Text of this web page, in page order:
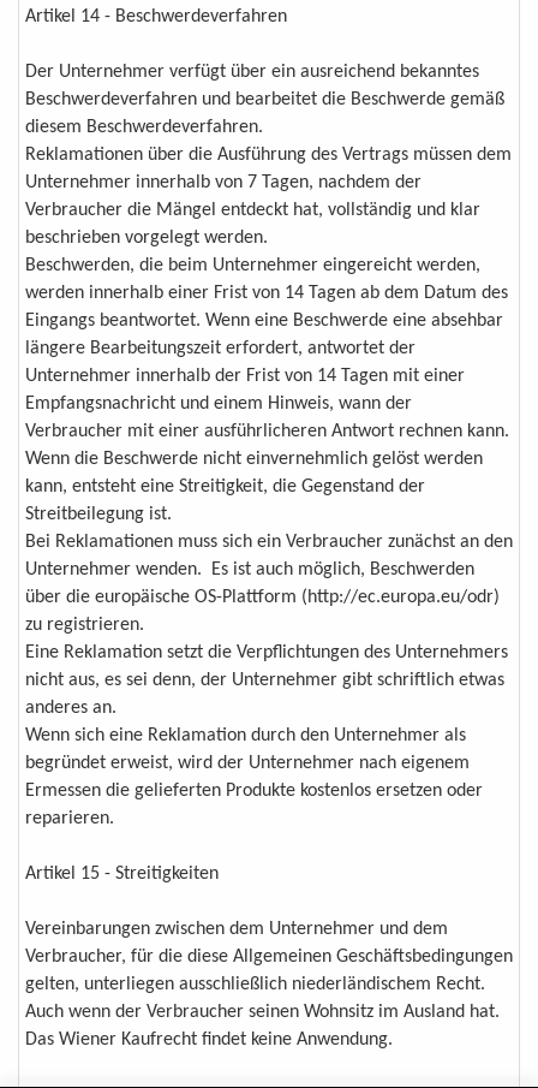
Artikel 14 - Beschwerdeverfahren
Der Unternehmer verfügt über ein ausreichend bekanntes
Beschwerdeverfahren und bearbeitet die Beschwerde gemäß
diesem Beschwerdeverfahren.
Reklamationen über die Ausführung des Vertrags müssen dem
Unternehmer innerhalb von 7 Tagen, nachdem der
Verbraucher die Mängel entdeckt hat, vollständig und klar
beschrieben vorgelegt werden.
Beschwerden, die beim Unternehmer eingereicht werden,
werden innerhalb einer Frist von 14 Tagen ab dem Datum des
Eingangs beantwortet. Wenn eine Beschwerde eine absehbar
längere Bearbeitungszeit erfordert, antwortet der
Unternehmer innerhalb der Frist von 14 Tagen mit einer
Empfangsnachricht und einem Hinweis, wann der
Verbraucher mit einer ausführlicheren Antwort rechnen kann.
Wenn die Beschwerde nicht einvernehmlich gelöst werden
kann, entsteht eine Streitigkeit, die Gegenstand der
Streitbeilegung ist.
Bei Reklamationen muss sich ein Verbraucher zunächst an den
Unternehmer wenden. Es ist auch möglich, Beschwerden
über die europäische OS-Plattform (http://ec.europa.eu/odr)
zu registrieren.
Eine Reklamation setzt die Verpflichtungen des Unternehmers
nicht aus, es sei denn, der Unternehmer gibt schriftlich etwas
anderes an.
Wenn sich eine Reklamation durch den Unternehmer als
begründet erweist, wird der Unternehmer nach eigenem
Ermessen die gelieferten Produkte kostenlos ersetzen oder
reparieren.
Artikel 15 - Streitigkeiten
Vereinbarungen zwischen dem Unternehmer und dem
Verbraucher, für die diese Allgemeinen Geschäftsbedingungen
gelten, unterliegen ausschließlich niederländischem Recht.
Auch wenn der Verbraucher seinen Wohnsitz im Ausland hat.
Das Wiener Kaufrecht findet keine Anwendung.